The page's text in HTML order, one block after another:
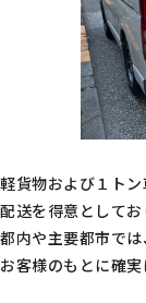
軽貨物および１ト
配送を得意としてお
都内や主要都市で
お客様のもとに確実